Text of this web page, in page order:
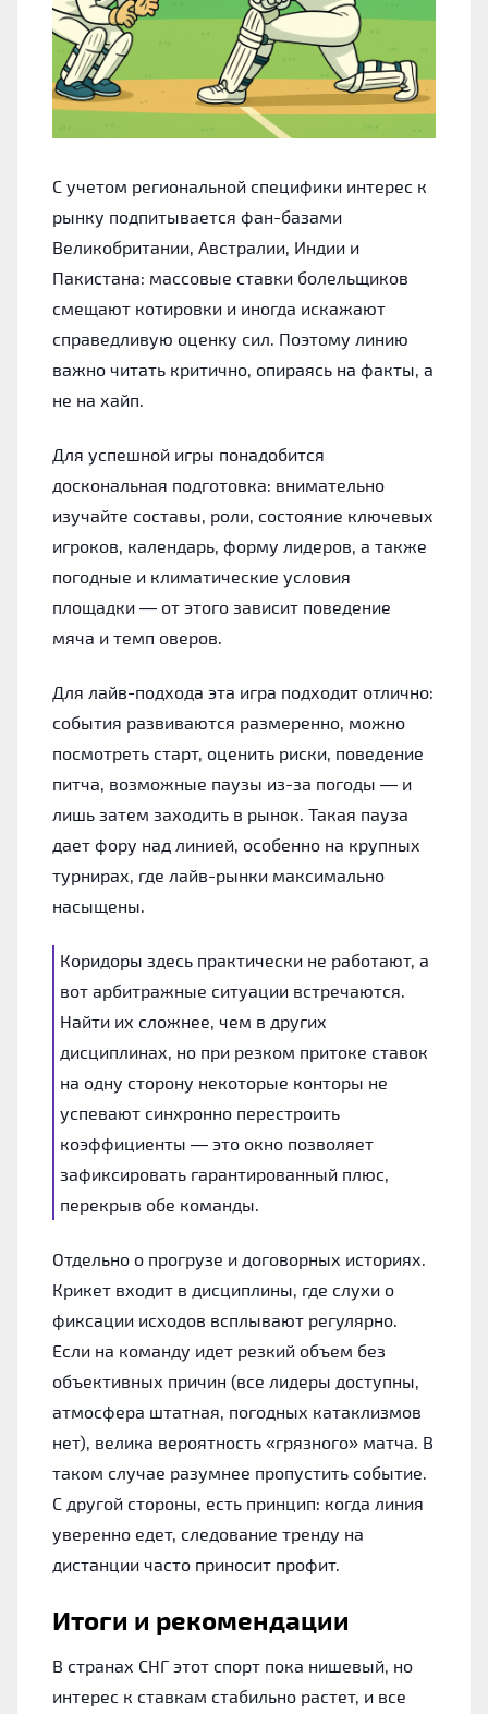
С учетом региональной специфики интерес к
рынку подпитывается фан-базами
Великобритании, Австралии, Индии и
Пакистана: массовые ставки болельщиков
смещают котировки и иногда искажают
справедливую оценку сил. Поэтому линию
важно читать критично, опираясь на факты, а
не на хайп.
Для успешной игры понадобится
доскональная подготовка: внимательно
изучайте составы, роли, состояние ключевых
игроков, календарь, форму лидеров, а также
погодные и климатические условия
площадки — от этого зависит поведение
мяча и темп оверов.
Для лайв-подхода эта игра подходит отлично:
события развиваются размеренно, можно
посмотреть старт, оценить риски, поведение
питча, возможные паузы из-за погоды — и
лишь затем заходить в рынок. Такая пауза
дает фору над линией, особенно на крупных
турнирах, где лайв-рынки максимально
насыщены.
Коридоры здесь практически не работают, а
вот арбитражные ситуации встречаются.
Найти их сложнее, чем в других
дисциплинах, но при резком притоке ставок
на одну сторону некоторые конторы не
успевают синхронно перестроить
коэффициенты — это окно позволяет
зафиксировать гарантированный плюс,
перекрыв обе команды.
Отдельно о прогрузе и договорных историях.
Крикет входит в дисциплины, где слухи о
фиксации исходов всплывают регулярно.
Если на команду идет резкий объем без
объективных причин (все лидеры доступны,
атмосфера штатная, погодных катаклизмов
нет), велика вероятность «грязного» матча. В
таком случае разумнее пропустить событие.
С другой стороны, есть принцип: когда линия
уверенно едет, следование тренду на
дистанции часто приносит профит.
Итоги и рекомендации
В странах СНГ этот спорт пока нишевый, но
интерес к ставкам стабильно растет, и все